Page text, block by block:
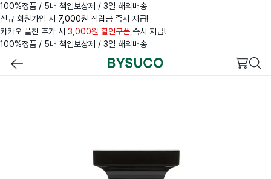
100%정품 / 5배 책임보상제 / 3일 해외배송
신규 회원가입 시 7,000원 적립금 즉시 지급!
카카오 플친 추가 시 3,000원 할인쿠폰 즉시 지급!
100%정품 / 5배 책임보상제 / 3일 해외배송